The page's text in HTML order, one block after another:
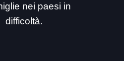
nei paesi in
difficoltà.